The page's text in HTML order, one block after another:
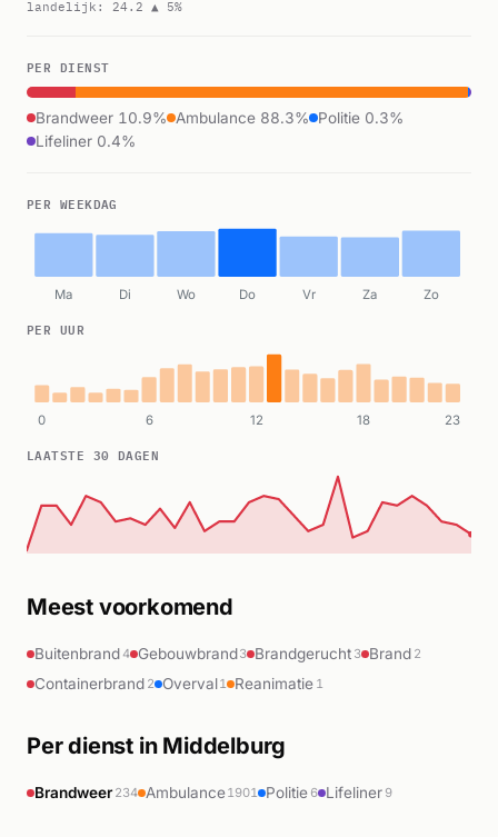
landelijk: 24.2 ▲ 5%
PER DIENST
Brandweer 10.9% Ambulance 88.3%
Politie 0.3%
Lifeliner 0.4%
PER WEEKDAG
Ma Di Wo Do Vr Za Zo
PER UUR
0 6 12 18 23
LAATSTE 30 DAGEN
Meest voorkomend
Buitenbrand4 Gebouwbrand3 Brandgerucht 3 Brand 2
Containerbrand 2 Overval1 Reanimatie 1
Per dienst in Middelburg
Brandweer 234 Ambulance1901 Politie 6 Lifeliner 9